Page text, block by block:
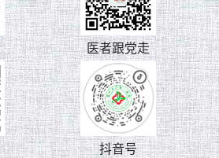
医者跟党走
抖音号